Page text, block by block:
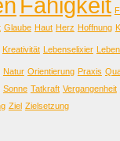
Glaube Haut Herz Hoffnung
Kreativität Lebenselixier
Natur Orientierung Praxis
Sonne Tatkraft Vergangenheit
Ziel Zielsetzung